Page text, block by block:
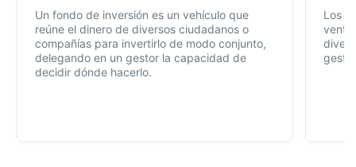
Un fondo de inversión es un vehículo que
reúne el dinero de diversos ciudadanos o
compañías para invertirlo de modo conjunto,
delegando en un gestor la capacidad de
decidir dónde hacerlo.
Los